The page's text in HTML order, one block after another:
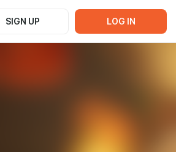
SIGN UP LOG IN